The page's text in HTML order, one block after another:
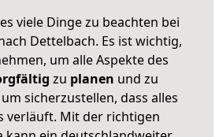
viele Dinge zu beachten bei
Dettelbach. Es ist wichtig,
um alle Aspekte des
zu planen und zu
um sicherzustellen, dass alles
verläuft. Mit der richtigen